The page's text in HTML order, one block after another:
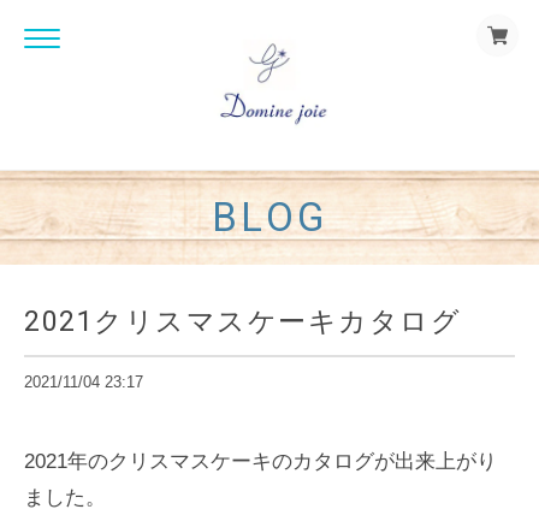
BLOG
2021クリスマスケーキカタログ
2021/11/04 23:17
2021年のクリスマスケーキのカタログが出来上がり
ました。